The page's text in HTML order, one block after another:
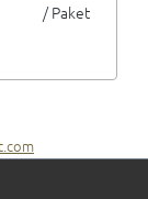
/ Paket